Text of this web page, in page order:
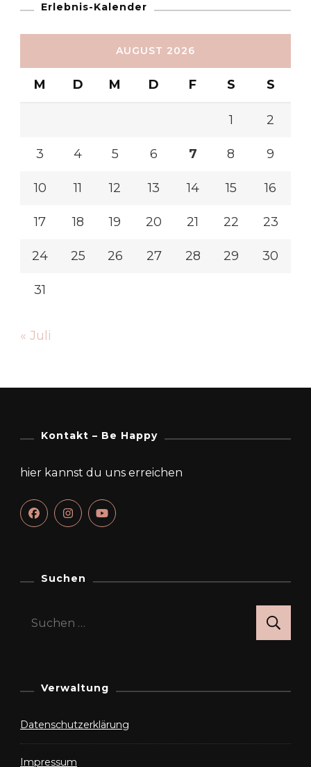
Erlebnis-Kalender
AUGUST 2026
M D M D F S S
1 2
3 4 5 6 7 8 9
10 11 12 13 14 15 16
17 18 19 20 21 22 23
24 25 26 27 28 29 30
31
« Juli
Kontakt – Be Happy
hier kannst du uns erreichen
Suchen
Suchen
Verwaltung
Datenschutzerklärung
Impressum